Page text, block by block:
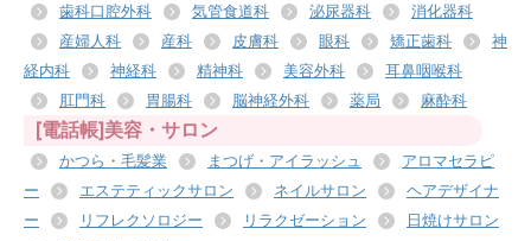
歯科口腔外科
気管食道科 泌尿器科
消化器科
産婦人科
産科 皮膚科 眼科 矯正歯科
神
経内科
神経科 精神科 美容外科
耳鼻咽喉科
肛門科
胃腸科 脳神経外科 薬局 麻酔科
[電話帳]美容・サロン
かつら・毛髪業 まつげ・アイラッシュ
アロマセラピ
ー
エステティックサロン ネイルサロン
ヘアデザイナ
ー
リフレクソロジー リラクゼーション
日焼けサロン